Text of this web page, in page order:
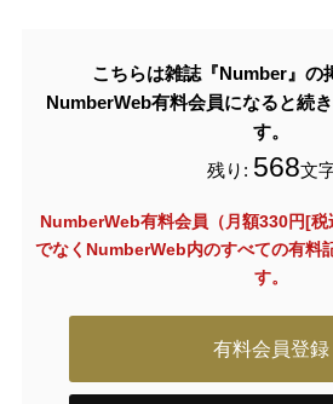
こちらは雑誌『Number』の
NumberWeb有料会員になると続
す。
残り: 568文
NumberWeb有料会員（月額330円[
でなく NumberWeb内のすべての有料
す。
有料会員登録